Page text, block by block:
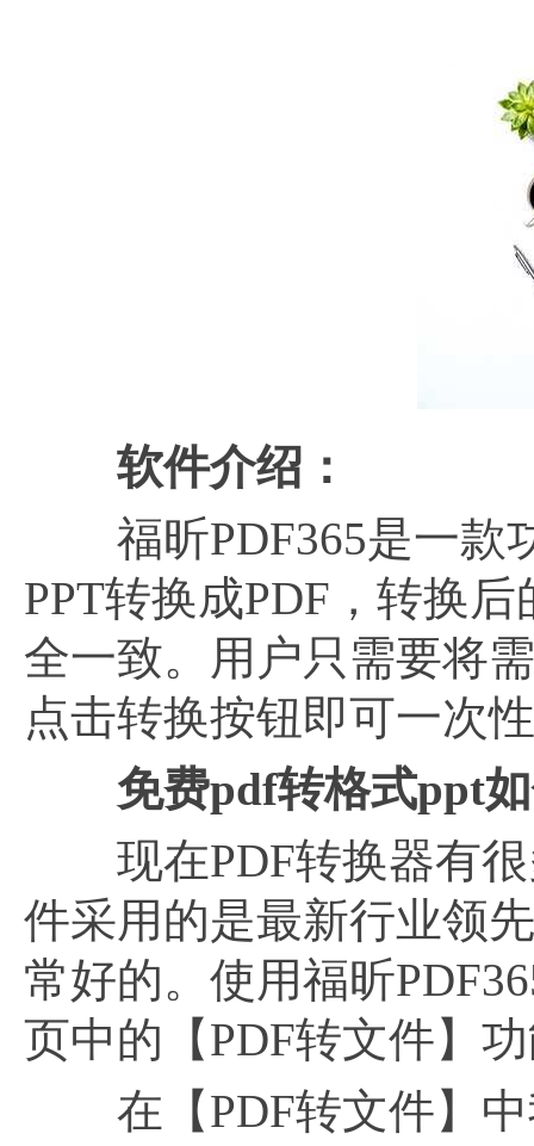
软件介绍：
福昕PDF365是一款
PPT转换成PDF，转换
全一致。用户只需要将
点击转换按钮即可一次
免费pdf转格式ppt
现在PDF转换器有很
件采用的是最新行业领
常好的。使用福昕
页中的【PDF转文件】
在【PDF转文件】中